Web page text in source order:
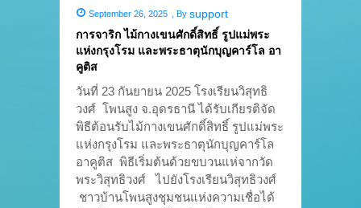
September 26, 2025 By support
การจาริก ไม้กางเขนศักดิ์สิทธิ์ รูปแม่พระ
แห่งกรุงโรม และพระธาตุนักบุญคาร์โล อา
คูติส
วันที่ 23 กันยายน 2025 โรงเรียนวิสุทธิ
วงศ์ โพนสูง จ.อุดรธานี ได้รับเกียรติจัด
พิธีต้อนรับไม้กางเขนศักดิ์สิทธิ์ รูปแม่พระ
แห่งกรุงโรม และพระธาตุนักบุญคาร์โล
อาคูติส พิธีเริ่มต้นด้วยขบวนแห่จากวัด
พระวิสุทธิวงศ์ ไปยังโรงเรียนวิสุทธิวงศ์
ชาวบ้านโพนสูงชุมชนแห่งความเชื่อได้